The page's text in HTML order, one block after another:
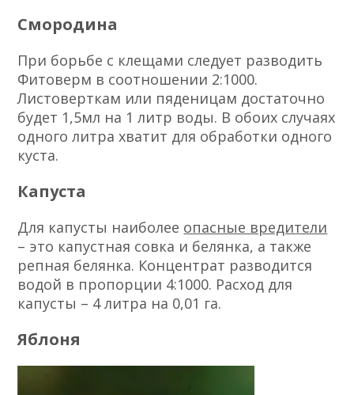
Смородина
При борьбе с клещами следует разводить
Фитоверм в соотношении 2:1000.
Листоверткам или пяденицам достаточно
будет 1,5мл на 1 литр воды. В обоих случаях
одного литра хватит для обработки одного
куста.
Капуста
Для капусты наиболее опасные вредители
– это капустная совка и белянка, а также
репная белянка. Концентрат разводится
водой в пропорции 4:1000. Расход для
капусты – 4 литра на 0,01 га.
Яблоня